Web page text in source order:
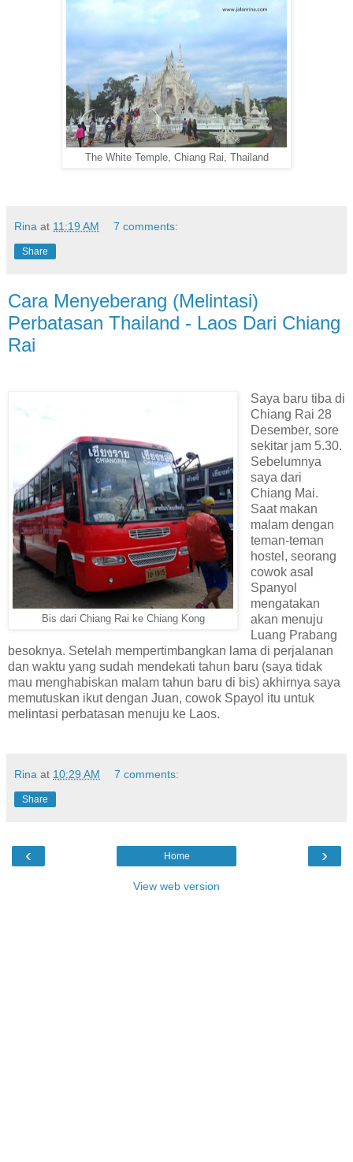
The White Temple, Chiang Rai, Thailand
Rina at 11:19 AM 7 comments:
Share
Cara Menyeberang (Melintasi)
Perbatasan Thailand - Laos Dari Chiang
Rai
Bis dari Chiang Rai ke Chiang Kong
Saya baru tiba di
Chiang Rai 28
Desember, sore
sekitar jam 5.30.
Sebelumnya
saya dari
Chiang Mai.
Saat makan
malam dengan
teman-teman
hostel, seorang
cowok asal
Spanyol
mengatakan
akan menuju
Luang Prabang
besoknya. Setelah mempertimbangkan lama di perjalanan
dan waktu yang sudah mendekati tahun baru (saya tidak
mau menghabiskan malam tahun baru di bis) akhirnya saya
memutuskan ikut dengan Juan, cowok Spayol itu untuk
melintasi perbatasan menuju ke Laos.
Rina at 10:29 AM 7 comments:
Share
‹ ›
Home
View web version